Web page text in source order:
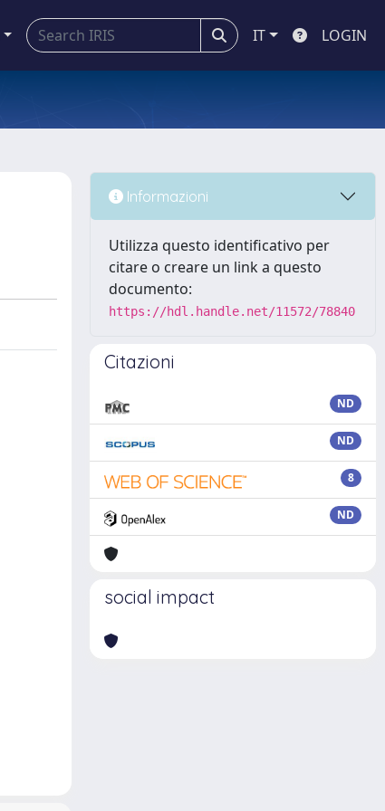
IT LOGIN
Informazioni
Utilizza questo identificativo per
citare o creare un link a questo
documento:
https://hdl.handle.net/11572/78840
Citazioni
ND
ND
8
ND
social impact